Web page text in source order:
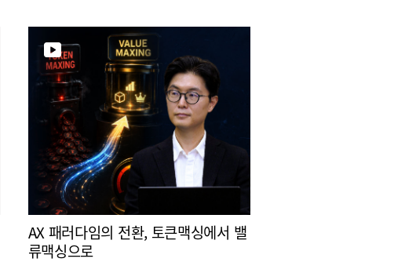
AX 패러다임의 전환, 토큰맥싱에서 밸
류맥싱으로